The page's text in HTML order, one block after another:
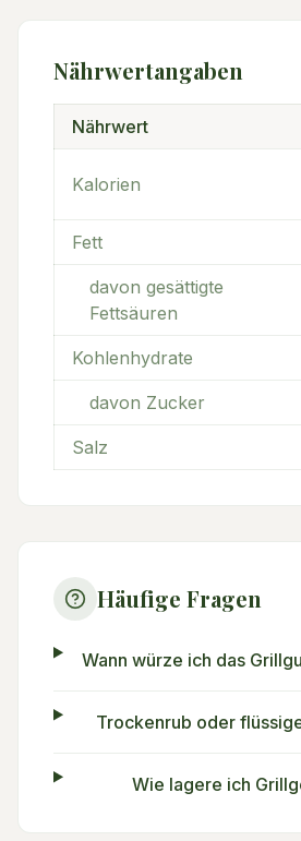
Nährwertangaben
Nährwert
Kalorien
Fett
davon gesättigte
Fettsäuren
Kohlenhydrate
davon Zucker
Salz
Häufige Fragen
Wann würze ich das
Trockenrub oder
Wie lagere ich